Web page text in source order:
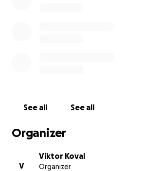
Я уверен, что вы все знаете об
бегут в поисках безопасности в
Тысячи беженцев стоят на
в приюты Польши и Румынии.
See all See all
Organizer
V
Viktor Koval
Organizer